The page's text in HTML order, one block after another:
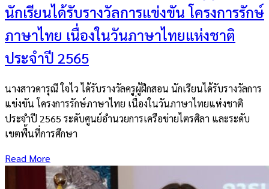
นักเรียนได้รับรางวัลการแข่งขัน โครงการรักษ์
ภาษาไทย เนื่องในวันภาษาไทยแห่งชาติ
ประจำปี 2565
นางสาวดารุณี ใจไว ได้รับรางวัลครูผู้ฝึกสอน นักเรียนได้รับรางวัลการ
แข่งขัน โครงการรักษ์ภาษาไทย เนื่องในวันภาษาไทยแห่งชาติ
ประจำปี 2565 ระดับศูนย์อำนวยการเครือข่ายไตรศิลา และระดับ
เขตพื้นที่การศึกษา
Read More